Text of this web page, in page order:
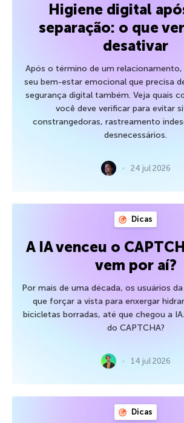
Higiene digital
separação: o que
desativar
Após o término de um relacionamento,
seu bem-estar emocional que precisa
segurança digital também. Veja quais
você deve verificar para evitar
constrangedoras, rastreamento
desnecessários.
24 jul 2026
Dicas
A IA venceu o
vem por aí?
Por mais de uma década, os usuários
que forçar a vista para enxergar
bicicletas borradas, até que chegou a
do CAPTCHA?
14 jul 2026
Dicas